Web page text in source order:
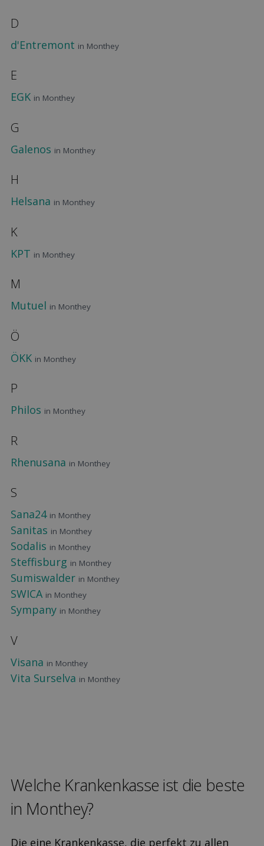
D
d'Entremont in Monthey
E
EGK in Monthey
G
Galenos in Monthey
H
Helsana in Monthey
K
KPT in Monthey
M
Mutuel in Monthey
Ö
ÖKK in Monthey
P
Philos in Monthey
R
Rhenusana in Monthey
S
Sana24 in Monthey
Sanitas in Monthey
Sodalis in Monthey
Steffisburg in Monthey
Sumiswalder in Monthey
SWICA in Monthey
Sympany in Monthey
V
Visana in Monthey
Vita Surselva in Monthey
Welche Kranken­kasse ist die beste
in Monthey?
Die eine Krankenkasse, die perfekt zu allen